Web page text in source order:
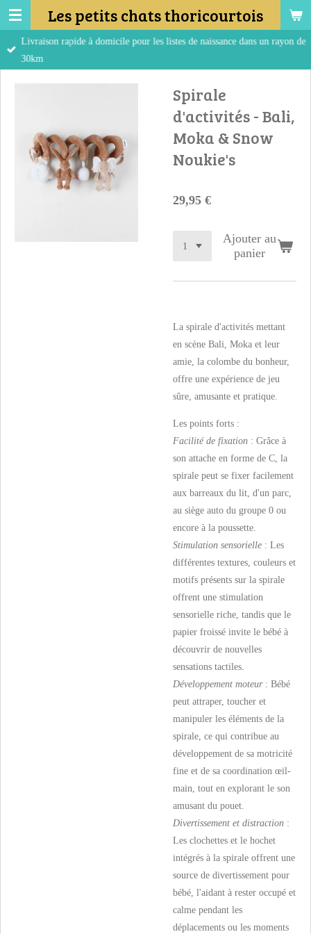
Passer
au
contenu
Les petits chats thoricourtois
Livraison rapide à domicile pour les listes de naissance dans un rayon de
30km
Spirale
d'activités - Bali,
Moka & Snow
Noukie's
29,95 €
Ajouter au
panier
La spirale d'activités mettant
en scène Bali, Moka et leur
amie, la colombe du bonheur,
offre une expérience de jeu
sûre, amusante et pratique.
Les points forts :
Facilité de fixation : Grâce à
son attache en forme de C, la
spirale peut se fixer facilement
aux barreaux du lit, d'un parc,
au siège auto du groupe 0 ou
encore à la poussette.
Stimulation sensorielle : Les
différentes textures, couleurs et
motifs présents sur la spirale
offrent une stimulation
sensorielle riche, tandis que le
papier froissé invite le bébé à
découvrir de nouvelles
sensations tactiles.
Développement moteur : Bébé
peut attraper, toucher et
manipuler les éléments de la
spirale, ce qui contribue au
développement de sa motricité
fine et de sa coordination œil-
main, tout en explorant le son
amusant du pouet.
Divertissement et distraction :
Les clochettes et le hochet
intégrés à la spirale offrent une
source de divertissement pour
bébé, l'aidant à rester occupé et
calme pendant les
déplacements ou les moments